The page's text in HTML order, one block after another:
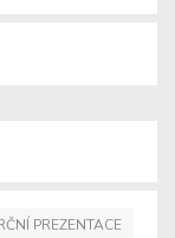
PREZENTACE